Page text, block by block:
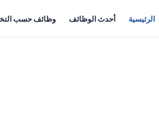
الرئيسية أحدث الوظائف وظائف حسب